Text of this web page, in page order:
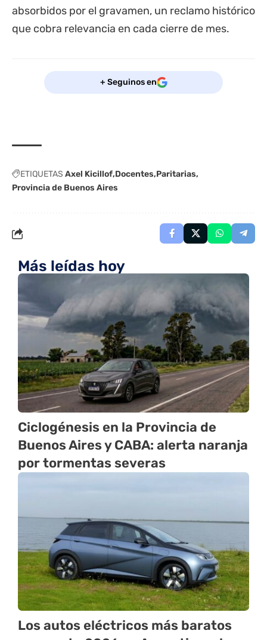
absorbidos por el gravamen, un reclamo histórico
que cobra relevancia en cada cierre de mes.
+ Seguinos en
ETIQUETAS Axel Kicillof Docentes Paritarias
Provincia de Buenos Aires
Más leídas hoy
Ciclogénesis en la Provincia de
Buenos Aires y CABA: alerta naranja
por tormentas severas
Los autos eléctricos más baratos